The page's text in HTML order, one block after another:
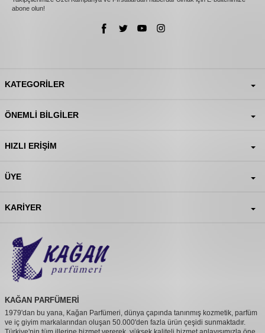
abone olun!
KATEGORILER
ÖNEMLI BILGILER
HIZLI ERIŞIM
ÜYE
KARIYER
KAĞAN PARFÜMERİ
1979'dan bu yana, Kağan Parfümeri, dünya çapında tanınmış kozmetik, parfüm
ve iç giyim markalarından oluşan 50.000'den fazla ürün çeşidi sunmaktadır.